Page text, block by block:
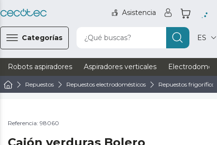
Asistencia
Categorías ¿Qué buscas? ES
Robots aspiradores Aspiradores verticales
Repuestos Repuestos electrodomésticos Repuestos frigoríficos
Referencia: 98060